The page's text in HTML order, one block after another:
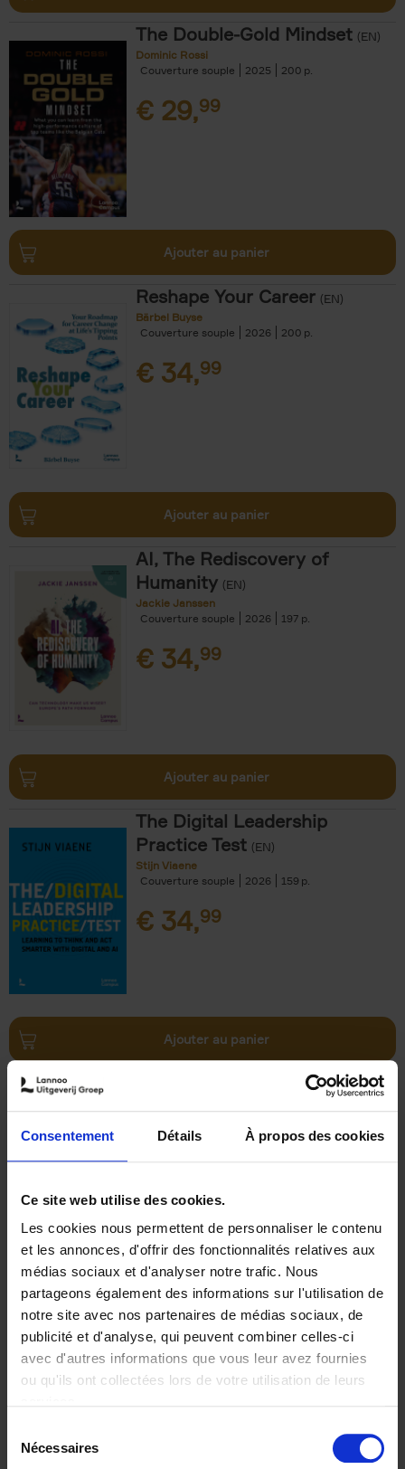
Consentement Détails À propos des cookies
Ce site web utilise des cookies.
Les cookies nous permettent de personnaliser le contenu
et les annonces, d'offrir des fonctionnalités relatives aux
médias sociaux et d'analyser notre trafic. Nous
partageons également des informations sur l'utilisation de
notre site avec nos partenaires de médias sociaux, de
publicité et d'analyse, qui peuvent combiner celles-ci
avec d'autres informations que vous leur avez fournies
ou qu'ils ont collectées lors de votre utilisation de leurs
Nécessaires
The Double-Gold Mindset (EN)
Dominic Rossi
Couverture souple
2025 200
€ 29,99
Ajouter au panier
Reshape Your Career (EN)
Bärbel Buyse
Couverture souple
2026 200
€ 34,99
Ajouter au panier
AI, The Rediscovery of
Humanity (EN)
Jackie Janssen
Couverture souple
2026 197
€ 34,99
Ajouter au panier
The Digital Leadership
Practice Test (EN)
Stijn Viaene
Couverture souple
2026 159
€ 34,99
Ajouter au panier
Ajouter au panier
The Offer You Can't
Refuse